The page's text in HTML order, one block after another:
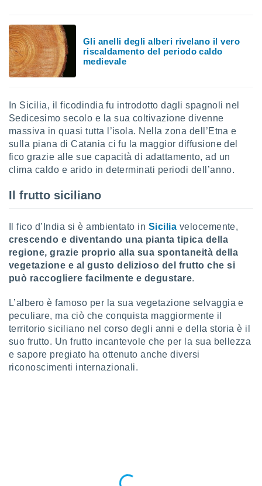
quali la
su
web,
e
di
dati
al quale
Per
tuo
dei
" o
sito
il
Gli anelli degli alberi rivelano il vero
riscaldamento del periodo caldo
medievale
In Sicilia, il ficodindia fu introdotto dagli spagnoli nel
Sedicesimo secolo e la sua coltivazione divenne
massiva in quasi tutta l’isola. Nella zona dell’Etna e
sulla piana di Catania ci fu la maggior diffusione del
fico grazie alle sue capacità di adattamento, ad un
clima caldo e arido in determinati periodi dell’anno.
Il frutto siciliano
Il fico d’India si è ambientato in Sicilia velocemente,
crescendo e diventando una pianta tipica della
regione, grazie proprio alla sua spontaneità della
vegetazione e al gusto delizioso del frutto che si
può raccogliere facilmente e degustare.
L’albero è famoso per la sua vegetazione selvaggia e
peculiare, ma ciò che conquista maggiormente il
territorio siciliano nel corso degli anni e della storia è il
suo frutto. Un frutto incantevole che per la sua bellezza
e sapore pregiato ha ottenuto anche diversi
riconoscimenti internazionali.